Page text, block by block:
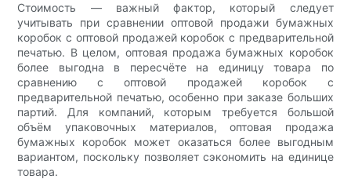
Стоимость — важный фактор, который следует
учитывать при сравнении оптовой продажи бумажных
коробок с оптовой продажей коробок с предварительной
печатью. В целом, оптовая продажа бумажных коробок
более выгодна в пересчёте на единицу товара по
сравнению с оптовой продажей коробок с
предварительной печатью, особенно при заказе больших
партий. Для компаний, которым требуется большой
объём упаковочных материалов, оптовая продажа
бумажных коробок может оказаться более выгодным
вариантом, поскольку позволяет сэкономить на единице
товара.